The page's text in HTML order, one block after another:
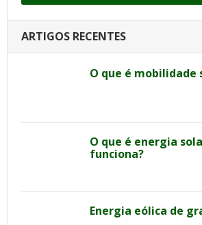
ARTIGOS RECENTES
O que é mobilidade
O que é energia
funciona?
Energia eólica de